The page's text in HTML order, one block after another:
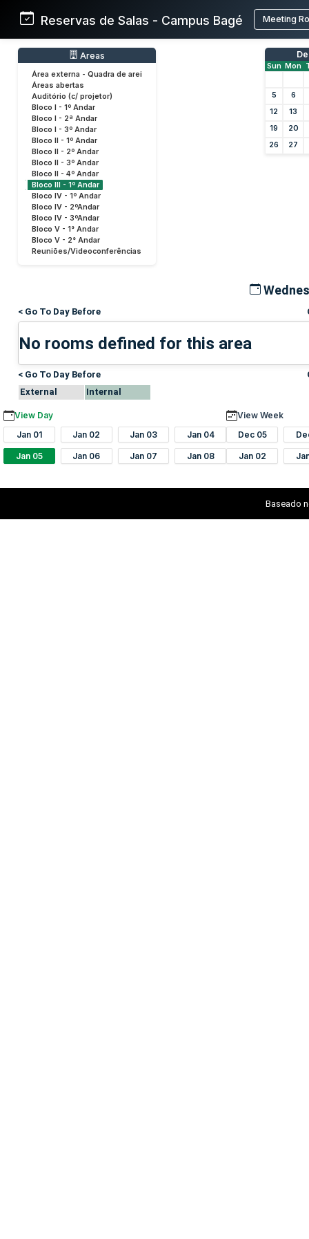
Reservas de Salas - Campus Bagé Meeting
Areas
Área externa - Quadra de arei
Áreas abertas
Auditório (c/ projetor)
Bloco I - 1º Andar
Bloco I - 2ª Andar
Bloco I - 3º Andar
Bloco II - 1º Andar
Bloco II - 2º Andar
Bloco II - 3º Andar
Bloco II - 4º Andar
Bloco III - 1º Andar
Bloco IV - 1º Andar
Bloco IV - 2ºAndar
Bloco IV - 3ºAndar
Bloco V - 1° Andar
Bloco V - 2° Andar
Reuniões/Videoconferências
Sun Mon
5
6
12
13
19
20
26
27
< Go To Day Before
No rooms defined for this area
< Go To Day Before
External
Internal
View Day
Jan 01
Jan 02 Jan 03 Jan 04
Jan 05 Jan 06 Jan 07 Jan 08
View Week
Dec 05
Jan 02
Baseado